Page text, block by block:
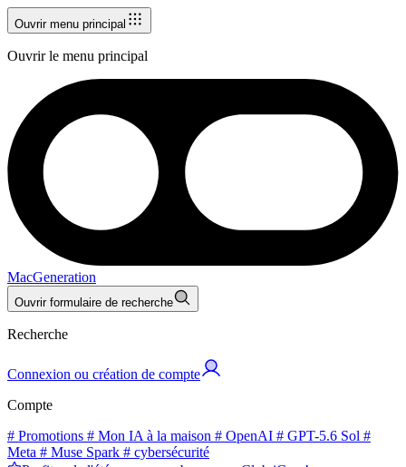
Ouvrir menu principal
Ouvrir le menu principal
MacGeneration
Ouvrir formulaire de recherche
Recherche
Connexion ou création de compte
Compte
# Promotions # Mon IA à la maison # OpenAI # GPT-5.6 Sol #
Meta # Muse Spark # cybersécurité